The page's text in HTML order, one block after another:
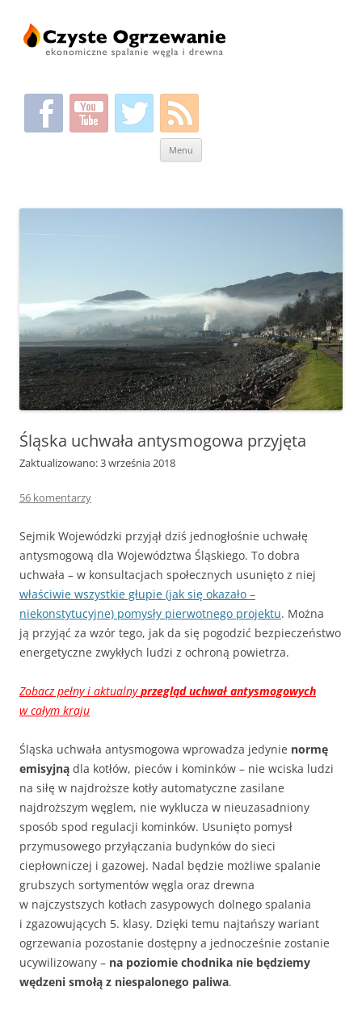
Menu
Śląska uchwała antysmogowa przyjęta
Zaktualizowano: 3 września 2018
56 komentarzy
Sejmik Wojewódzki przyjął dziś jednogłośnie uchwałę
antysmogową dla Województwa Śląskiego. To dobra
uchwała – w konsultacjach społecznych usunięto z niej
właściwie wszystkie głupie (jak się okazało –
niekonstytucyjne) pomysły pierwotnego projektu. Można
ją przyjąć za wzór tego, jak da się pogodzić bezpieczeństwo
energetyczne zwykłych ludzi z ochroną powietrza.
Zobacz pełny i aktualnyprzegląd uchwał antysmogowych
w całym kraju
Śląska uchwała antysmogowa wprowadza jedynie normę
emisyjną dla kotłów, pieców i kominków – nie wciska ludzi
na siłę w najdroższe kotły automatyczne zasilane
najdroższym węglem, nie wyklucza w nieuzasadniony
sposób spod regulacji kominków. Usunięto pomysł
przymusowego przyłączania budynków do sieci
ciepłowniczej i gazowej. Nadal będzie możliwe spalanie
grubszych sortymentów węgla oraz drewna
w najczystszych kotłach zasypowych dolnego spalania
i zgazowujących 5. klasy. Dzięki temu najtańszy wariant
ogrzewania pozostanie dostępny a jednocześnie zostanie
ucywilizowany – na poziomie chodnika nie będziemy
wędzeni smołą z niespalonego paliwa.